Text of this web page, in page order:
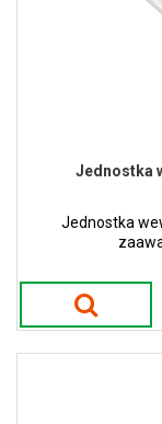
Jednostka
Jednostka